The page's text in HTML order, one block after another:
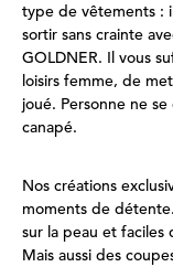
type de vêtements :
sortir sans crainte
GOLDNER. Il vous
loisirs femme, de
joué. Personne ne
canapé.
Nos créations
moments de
sur la peau et faciles
Mais aussi des